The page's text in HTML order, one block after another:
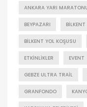
ANKARA YARI
BEYPAZARI BILKENT
BILKENT YOL KOŞUSU
ETKINLIKLER EVENT
GEBZE ULTRA TRAIL
GRANFONDO